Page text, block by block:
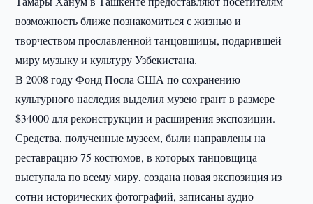
возможность ближе познакомиться с жизнью и
творчеством прославленной танцовщицы, подарившей
миру музыку и культуру Узбекистана.
В 2008 году Фонд Посла США по сохранению
культурного наследия выделил музею грант в размере
$34000 для реконструкции и расширения экспозиции.
Средства, полученные музеем, были направлены на
реставрацию 75 костюмов, в которых танцовщица
выступала по всему миру, создана новая экспозиция из
сотни исторических фотографий, записаны аудио-